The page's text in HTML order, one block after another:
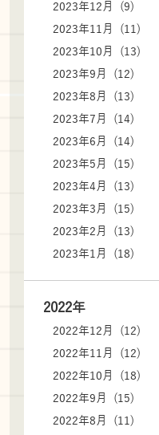
2023年12月 (9)
2023年11月 (11)
2023年10月 (13)
2023年9月 (12)
2023年8月 (13)
2023年7月 (14)
2023年6月 (14)
2023年5月 (15)
2023年4月 (13)
2023年3月 (15)
2023年2月 (13)
2023年1月 (18)
2022年
2022年12月 (12)
2022年11月 (12)
2022年10月 (18)
2022年9月 (15)
2022年8月 (11)